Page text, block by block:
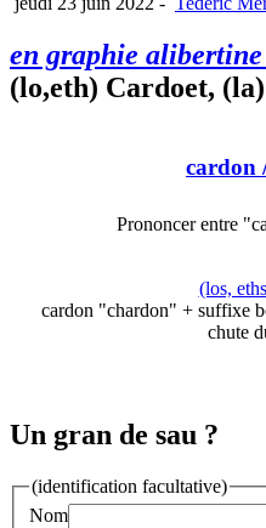
en graphie
(lo,eth) Cardoet,
cardon
Prononcer entre
(los,
cardon "chardon" + suffixe
chute
Un gran de sau ?
(identification facultative)
Nom